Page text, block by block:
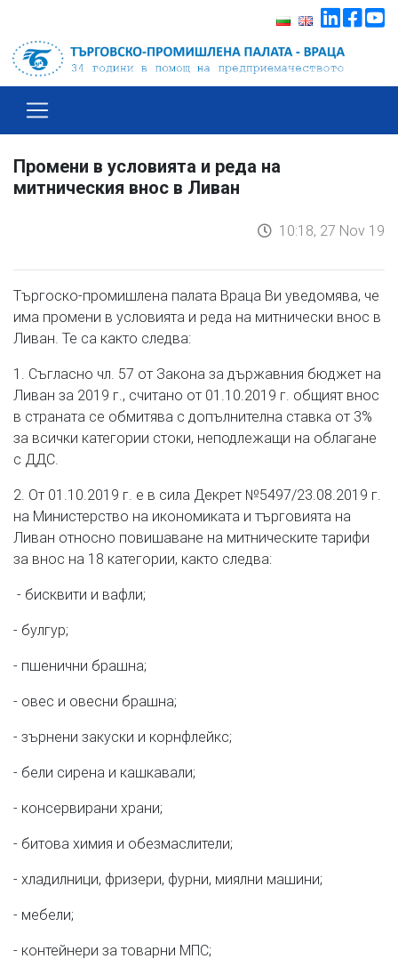
Промени в условията и реда на
митническия внос в Ливан
10:18, 27 Nov 19
Търгоско-промишлена палата Враца Ви уведомява, че
има промени в условията и реда на митнически внос в
Ливан. Те са както следва:
1. Съгласно чл. 57 от Закона за държавния бюджет на
Ливан за 2019 г., считано от 01.10.2019 г. общият внос
в страната се обмитява с допълнителна ставка от 3%
за всички категории стоки, неподлежащи на облагане
с ДДС.
2. От 01.10.2019 г. е в сила Декрет №5497/23.08.2019 г.
на Министерство на икономиката и търговията на
Ливан относно повишаване на митническите тарифи
за внос на 18 категории, както следва:
- бисквити и вафли;
- булгур;
- пшенични брашна;
- овес и овесни брашна;
- зърнени закуски и корнфлейкс;
- бели сирена и кашкавали;
- консервирани храни;
- битова химия и обезмаслители;
- хладилници, фризери, фурни, миялни машини;
- мебели;
- контейнери за товарни МПС;